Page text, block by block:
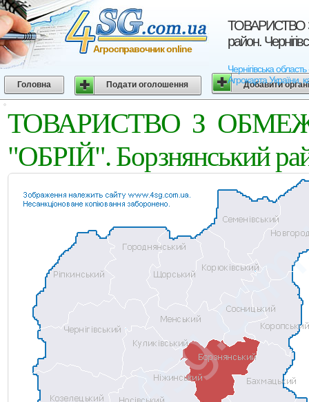
ТОВАРИСТВО
район.
Чернігівська
Агрокарта України,
Агросправочник online
Головна Подати оголошення Добавити
ТОВАРИСТВО З
"ОБРIЙ". Борзнянський